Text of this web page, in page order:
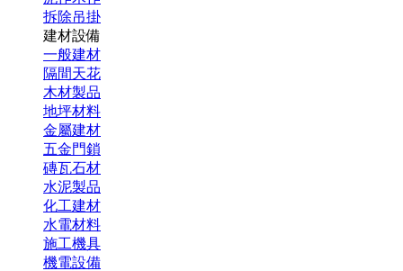
拆除吊掛
建材設備
一般建材
隔間天花
木材製品
地坪材料
金屬建材
五金門鎖
磚瓦石材
水泥製品
化工建材
水電材料
施工機具
機電設備